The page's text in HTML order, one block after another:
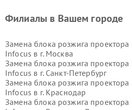
Филиалы в Вашем городе
Замена блока розжига проектора
Infocus в г. Москва
Замена блока розжига проектора
Infocus в г. Санкт-Петербург
Замена блока розжига проектора
Infocus в г. Краснодар
Замена блока розжига проектора